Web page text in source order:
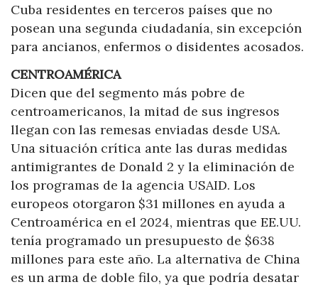
Cuba residentes en terceros países que no
posean una segunda ciudadanía, sin excepción
para ancianos, enfermos o disidentes acosados.
CENTROAMÉRICA
Dicen que del segmento más pobre de
centroamericanos, la mitad de sus ingresos
llegan con las remesas enviadas desde USA.
Una situación crítica ante las duras medidas
antimigrantes de Donald 2 y la eliminación de
los programas de la agencia USAID. Los
europeos otorgaron $31 millones en ayuda a
Centroamérica en el 2024, mientras que EE.UU.
tenía programado un presupuesto de $638
millones para este año. La alternativa de China
es un arma de doble filo, ya que podría desatar